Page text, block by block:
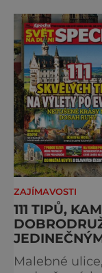
krážem. Je 10. dubna roku 49 př. n. l. a na
břehu říčky
Caesar svou
ZAJÍMAVOSTI
111 TIPŮ,
Malebné